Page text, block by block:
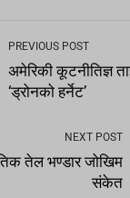
PREVIOUS POST
अमेरिकी कूटनीतिज्ञ
‘ड्रोनको हर्नेट’
NEXT POST
तेल भण्डार जोखिम
संकेत